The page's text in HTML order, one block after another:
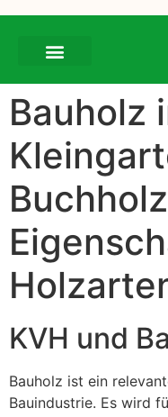
Bauholz
KVH und
Bauholz ist ein
Bauindustrie. Es wird